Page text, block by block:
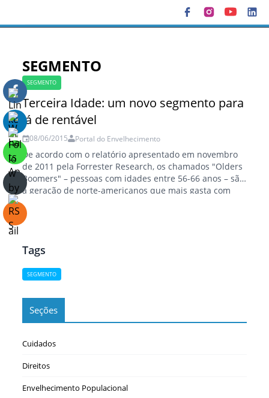
BLOGS
SEÇÕES
REVISTAS
CURSOS
LIVROS
CONGRESSO
SEGMENTO
SEGMENTO
Terceira Idade: um novo segmento para
lá de rentável
08/06/2015 Portal do Envelhecimento
De acordo com o relatório apresentado em novembro
de 2011 pela Forrester Research, os chamados "Olders
Boomers" – pessoas com idades entre 56-66 anos – são
a geração de norte-americanos que mais gasta com
mercadorias em sites de e-commerce. A reportagem
explica: dados do estudo "The State of Consumers and
Technology: Benchmark 2011,…
Tags
SEGMENTO
Seções
Cuidados
Direitos
Envelhecimento Populacional